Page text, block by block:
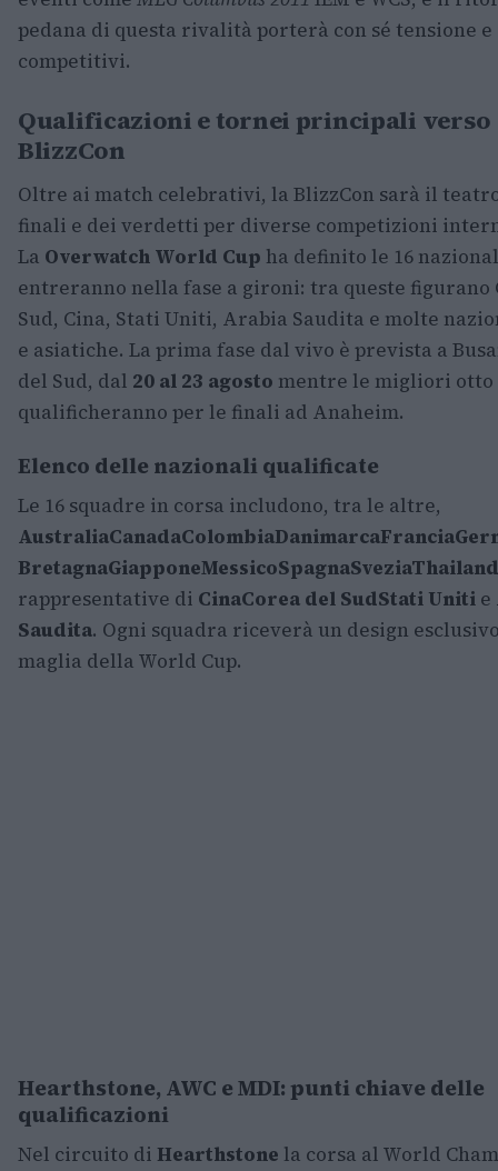
pedana di questa rivalità porterà con sé tensione
competitivi.
Qualificazioni e tornei principali verso
BlizzCon
Oltre ai match celebrativi, la BlizzCon sarà il
finali e dei verdetti per diverse competizioni
La Overwatch World Cup ha definito le 16
entreranno nella fase a gironi: tra queste figurano
Sud, Cina, Stati Uniti, Arabia Saudita e molte
e asiatiche. La prima fase dal vivo è prevista a
del Sud, dal 20 al 23 agosto mentre le migliori otto
qualificheranno per le finali ad Anaheim.
Elenco delle nazionali qualificate
Le 16 squadre in corsa includono, tra le altre,
AustraliaCanadaColombiaDanimarcaFrancia
BretagnaGiapponeMessicoSpagnaSvezia
rappresentative di CinaCorea del SudStati Uniti e
Saudita. Ogni squadra riceverà un design
maglia della World Cup.
Hearthstone, AWC e MDI: punti chiave delle
qualificazioni
Nel circuito di Hearthstone la corsa al World